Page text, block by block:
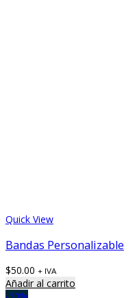
Quick View
Bandas Personalizable
$50.00 + IVA
Añadir al carrito